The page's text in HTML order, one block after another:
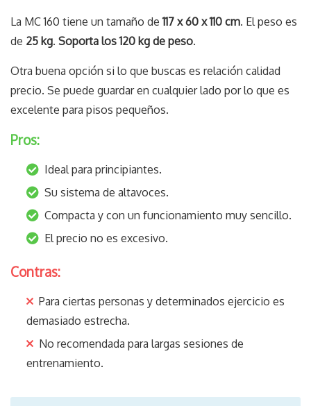
La MC 160 tiene un tamaño de117 x 60 x 110 cm. El peso es
de 25 kg. Soporta los 120 kg de peso.
Otra buena opción si lo que buscas es relación calidad
precio. Se puede guardar en cualquier lado por lo que es
excelente para pisos pequeños.
Pros:
Ideal para principiantes.
Su sistema de altavoces.
Compacta y con un funcionamiento muy sencillo.
El precio no es excesivo.
Contras:
Para ciertas personas y determinados ejercicio es
demasiado estrecha.
No recomendada para largas sesiones de
entrenamiento.